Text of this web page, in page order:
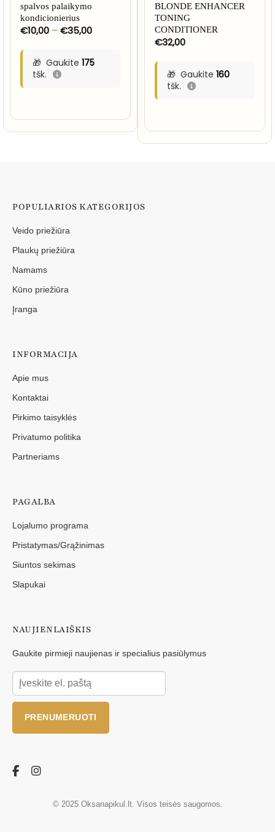
spalvos palaikymo
kondicionierius
€10,00 – €35,00Price
through
€35,00
Gaukite 175
tšk.
BLONDE ENHANCER
TONING
CONDITIONER
€32,00
Gaukite 160
tšk.
POPULIARIOS KATEGORIJOS
Veido priežiūra
Plaukų priežiūra
Namams
Kūno priežiūra
Įranga
INFORMACIJA
Apie mus
Kontaktai
Pirkimo taisyklės
Privatumo politika
Partneriams
PAGALBA
Lojalumo programa
Pristatymas/Grąžinimas
Siuntos sekimas
Slapukai
NAUJIENLAIŠKIS
Gaukite pirmieji naujienas ir specialius pasiūlymus
PRENUMERUOTI
© 2025 Oksanapikul.lt. Visos teisės saugomos.